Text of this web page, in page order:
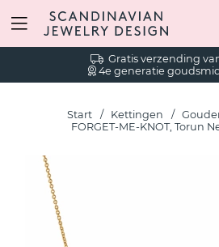
Gratis verzending
4e generatie goudsmid
Start Kettingen
FORGET-ME-KNOT, Torun